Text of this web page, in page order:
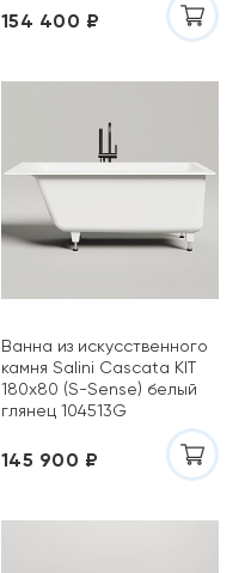
154 400 ₽
Ванна из искусственного
камня Salini Cascata KIT
180x80 (S-Sense) белый
глянец 104513G
145 900 ₽